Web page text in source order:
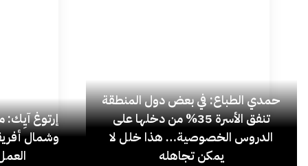
حمدي الطباع: في بعض دول المنطقة
تنفق الأسرة 35% من دخلها على
الدروس الخصوصية… هذا خلل لا
يمكن تجاهله
إرتوغ آيِك:
وشمال